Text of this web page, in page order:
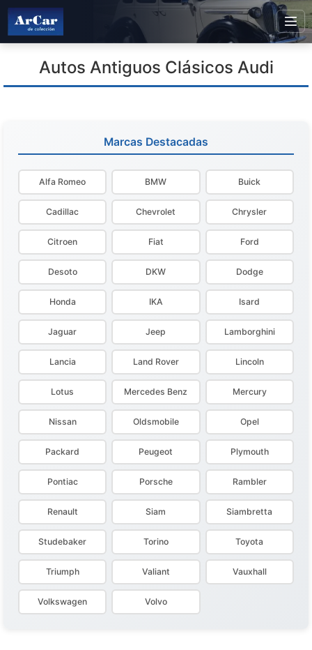
Autos Antiguos Clásicos Audi
Marcas Destacadas
Alfa Romeo BMW Buick
Cadillac Chevrolet Chrysler
Citroen Fiat Ford
Desoto DKW Dodge
Honda IKA Isard
Jaguar Jeep Lamborghini
Lancia Land Rover Lincoln
Lotus Mercedes Benz Mercury
Nissan Oldsmobile Opel
Packard Peugeot Plymouth
Pontiac Porsche Rambler
Renault Siam Siambretta
Studebaker Torino Toyota
Triumph Valiant Vauxhall
Volkswagen Volvo